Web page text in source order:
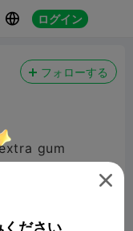
 ログイン
フォローする
gum
